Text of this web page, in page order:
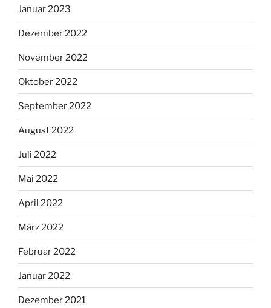
Januar 2023
Dezember 2022
November 2022
Oktober 2022
September 2022
August 2022
Juli 2022
Mai 2022
April 2022
März 2022
Februar 2022
Januar 2022
Dezember 2021